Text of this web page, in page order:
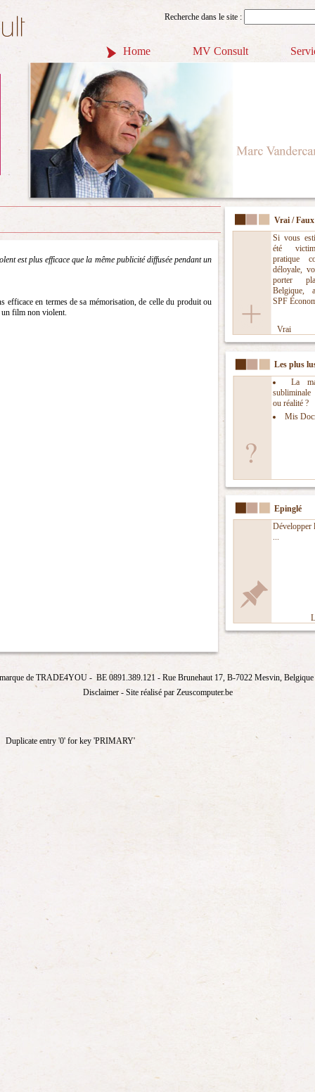
Recherche dans le site :
Home MV Consult
Vrai / Faux
Si vous
été
pratique
déloyale,
porter
Belgique,
SPF
Vrai
Les plus
La
ou réalité ?
Mis
Epinglé
Développer
...
est plus efficace que la même publicité diffusée pendant un
en termes de sa mémorisation, de celle du produit ou
un film non violent.
de TRADE4YOU- BE 0891.389.121 - Rue Brunehaut 17, B-7022 Mesvin,
Disclaimer- Site réalisé par Zeuscomputer.be
Duplicate entry '0' for key 'PRIMARY'